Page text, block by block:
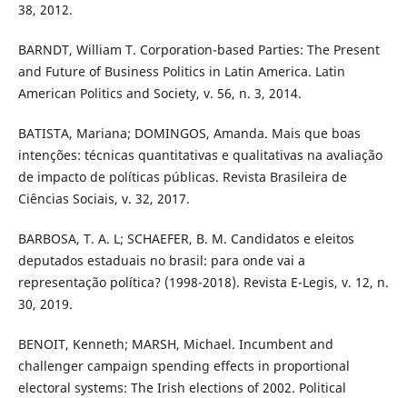
38, 2012.
BARNDT, William T. Corporation-based Parties: The Present
and Future of Business Politics in Latin America. Latin
American Politics and Society, v. 56, n. 3, 2014.
BATISTA, Mariana; DOMINGOS, Amanda. Mais que boas
intenções: técnicas quantitativas e qualitativas na avaliação
de impacto de políticas públicas. Revista Brasileira de
Ciências Sociais, v. 32, 2017.
BARBOSA, T. A. L; SCHAEFER, B. M. Candidatos e eleitos
deputados estaduais no brasil: para onde vai a
representação política? (1998-2018). Revista E-Legis, v. 12, n.
30, 2019.
BENOIT, Kenneth; MARSH, Michael. Incumbent and
challenger campaign spending effects in proportional
electoral systems: The Irish elections of 2002. Political